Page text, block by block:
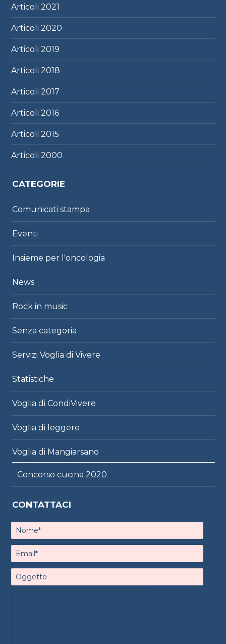
Articoli2021
Articoli2020
Articoli2019
Articoli2018
Articoli2017
Articoli2016
Articoli2015
Articoli2000
CATEGORIE
Comunicati stampa
Eventi
Insieme per l'oncologia
News
Rock in music
Senza categoria
Servizi Voglia di Vivere
Statistiche
Voglia di CondiVivere
Voglia di leggere
Voglia di Mangiarsano
Concorso cucina 2020
CONTATTACI